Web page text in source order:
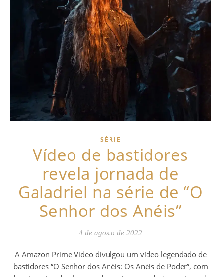
SÉRIE
Vídeo de bastidores
revela jornada de
Galadriel na série de “O
Senhor dos Anéis”
4 de agosto de 2022
A Amazon Prime Video divulgou um vídeo legendado de
bastidores “O Senhor dos Anéis: Os Anéis de Poder”, com